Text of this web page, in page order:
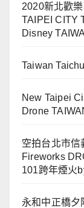
2020新北歡
TAIPEI CITY
Disney
Taiwan
New Taipei
Drone
空拍台北市信
Fireworks
101跨年煙火
永和中正橋夕